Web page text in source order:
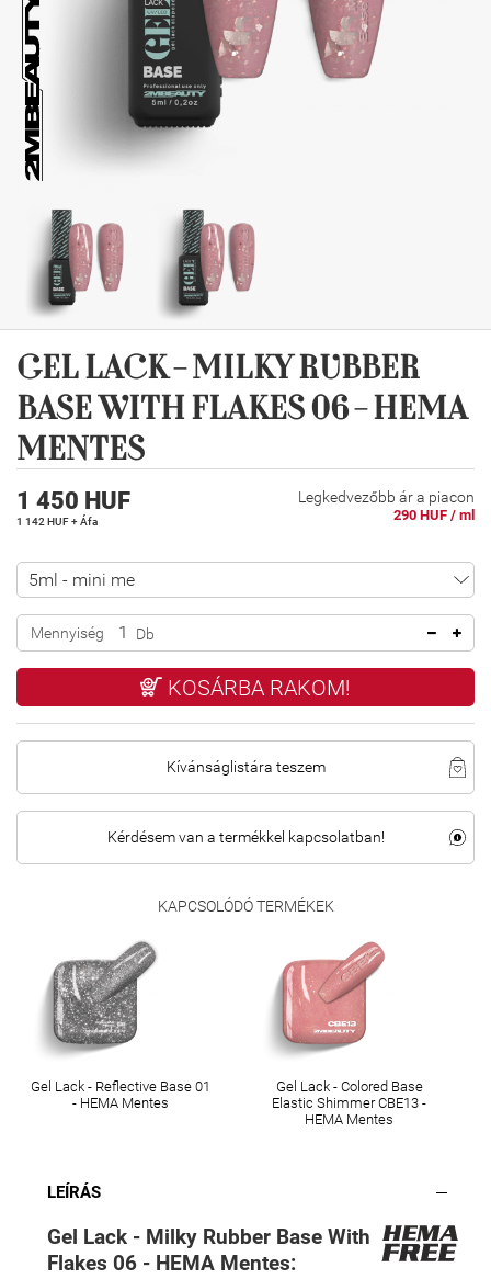
GEL LACK - MILKY RUBBER
BASE WITH FLAKES 06 - HEMA
MENTES
Legkedvezőbb ár a piacon
290 HUF / ml
1 450 HUF
1 142 HUF + Áfa
Mennyiség Db
KOSÁRBA RAKOM!
Kívánságlistára teszem
Kérdésem van a termékkel kapcsolatban!
KAPCSOLÓDÓ TERMÉKEK
Gel Lack - Reflective Base 01
- HEMA Mentes
Gel Lack - Colored Base
Elastic Shimmer CBE13 -
HEMA Mentes
LEÍRÁS
Gel Lack - Milky Rubber Base With
Flakes 06 - HEMA Mentes: